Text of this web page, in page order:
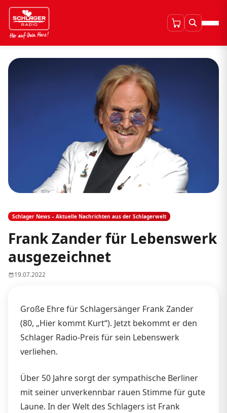
Schlager News – Aktuelle Nachrichten aus der Schlagerwelt
Frank Zander für Lebenswerk
ausgezeichnet
19.07.2022
Große Ehre für Schlagersänger Frank Zander
(80, „Hier kommt Kurt“). Jetzt bekommt er den
Schlager Radio-Preis für sein Lebenswerk
verliehen.
Über 50 Jahre sorgt der sympathische Berliner
mit seiner unverkennbar rauen Stimme für gute
Laune. In der Welt des Schlagers ist Frank